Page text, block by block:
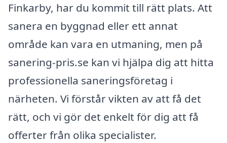
Finkarby, har du kommit till rätt plats. Att
sanera en byggnad eller ett annat
område kan vara en utmaning, men på
sanering-pris.se kan vi hjälpa dig att hitta
professionella saneringsföretag i
närheten. Vi förstår vikten av att få det
rätt, och vi gör det enkelt för dig att få
offerter från olika specialister.